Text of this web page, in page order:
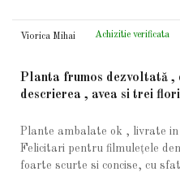
Viorica Mihai Achizitie verificata
Planta frumos dezvoltată ,
descrierea , avea si trei
Plante ambalate ok , livrate in
Felicitari pentru filmulețele
foarte scurte si concise, cu